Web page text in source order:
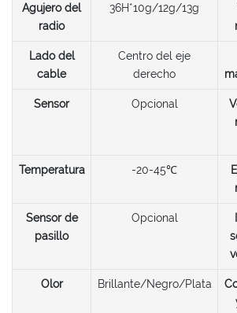
Agujero del
radio
36H*10g/12g/13g
Lado del
cable
Centro del eje
derecho
Sensor Opcional
Temperatura -20-45℃
Sensor de
pasillo
Opcional
Olor Brillante/Negro/Plata